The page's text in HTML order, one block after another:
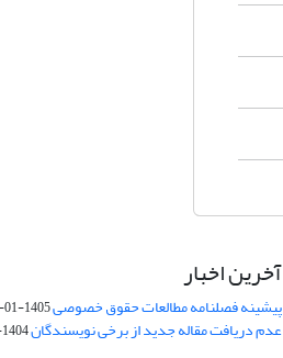
آخرین اخبار
پیشینه فصلنامه مطالعات حقوق خصوصی1405-01-01
عدم دریافت مقاله جدید از برخی نویسندگان1404-03-20